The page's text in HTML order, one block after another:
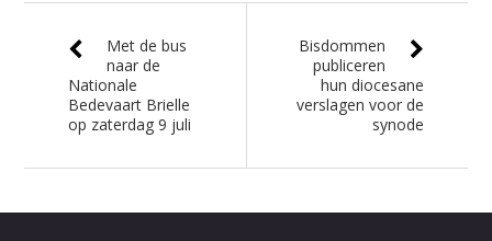
Met de bus
naar de
Nationale
Bedevaart Brielle
op zaterdag 9 juli
Bisdommen
publiceren
hun diocesane
verslagen voor de
synode